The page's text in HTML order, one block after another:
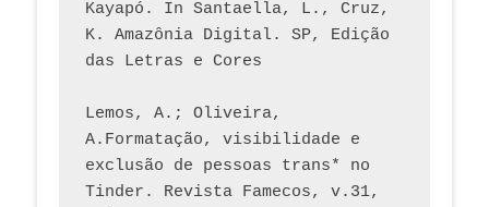
Kayapó. In Santaella, L., Cruz,
K. Amazônia Digital. SP, Edição
das Letras e Cores
Lemos, A.; Oliveira,
A.Formatação, visibilidade e
exclusão de pessoas trans* no
Tinder. Revista Famecos, v.31,